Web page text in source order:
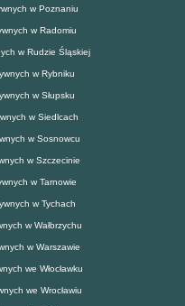
w Poznaniu
w Radomiu
w Rudzie Śląskiej
w Rybniku
w Słupsku
w Siedlcach
w Sosnowcu
w Szczecinie
w Tarnowie
w Tychach
w Wałbrzychu
w Warszawie
we Włocławku
we Wrocławiu